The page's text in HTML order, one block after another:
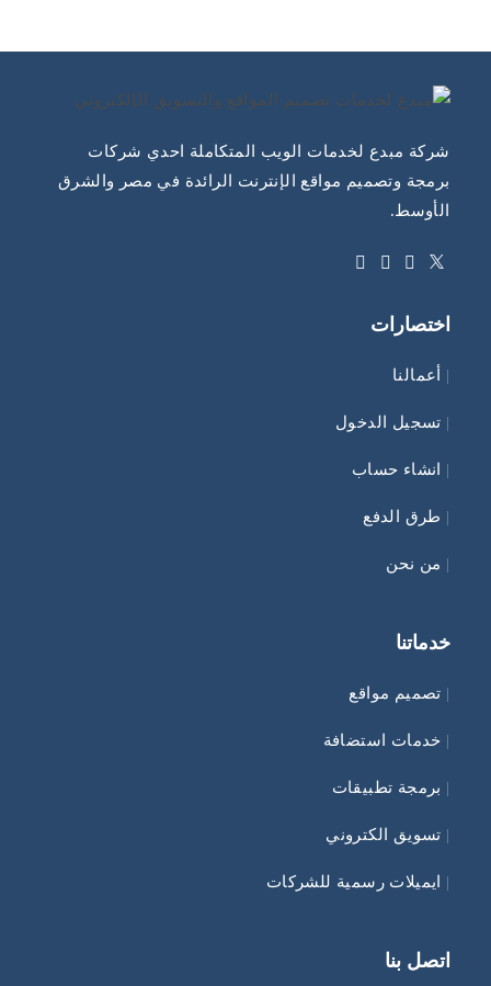
شركة مبدع لخدمات الويب المتكاملة احدي شركات
برمجة وتصميم مواقع الإنترنت الرائدة في مصر والشرق
الأوسط.
in
new
in
new
in
اختصارات
| أعمالنا
| تسجيل الدخول
| انشاء حساب
| طرق الدفع
| من نحن
خدماتنا
| تصميم مواقع
| خدمات استضافة
| برمجة تطبيقات
| تسويق الكتروني
| ايميلات رسمية للشركات
اتصل بنا